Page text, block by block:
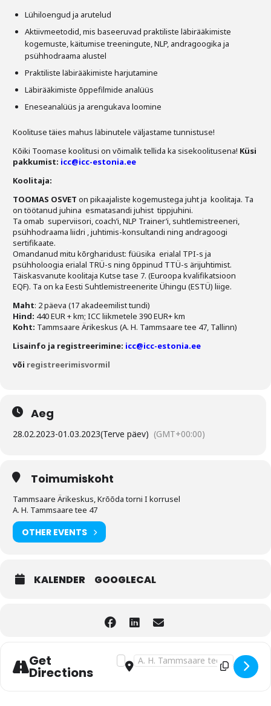
Lühiloengud ja arutelud
Aktiivmeetodid, mis baseeruvad praktiliste läbirääkimiste
kogemuste, käitumise treeningute, NLP, andragoogika ja
psühhodraama alustel
Praktiliste läbirääkimiste harjutamine
Läbirääkimiste õppefilmide analüüs
Eneseanalüüs ja arengukava loomine
Koolituse täies mahus läbinutele väljastame tunnistuse!
Kõiki Toomase koolitusi on võimalik tellida ka sisekoolitusena! Küsi
pakkumist: icc@icc-estonia.ee
Koolitaja:
TOOMAS OSVET on pikaajaliste kogemustega juht ja koolitaja. Ta
on töötanud juhina esmatasandi juhist tippjuhini.
Ta omab superviisori, coach’i, NLP Trainer’i, suhtlemistreeneri,
psühhodraama liidri , juhtimis-konsultandi ning andragoogi
sertifikaate.
Omandanud mitu kõrgharidust: füüsika erialal TPI-s ja
psühholoogia erialal TRÜ-s ning õppinud TTÜ-s ärijuhtimist.
Täiskasvanute koolitaja Kutse tase 7. (Euroopa kvalifikatsioon
EQF). Ta on ka Eesti Suhtlemistreenerite Ühingu (ESTÜ) liige.
Maht: 2 päeva (17 akadeemilist tundi)
Hind: 440 EUR + km; ICC liikmetele 390 EUR+ km
Koht: Tammsaare Ärikeskus (A. H. Tammsaare tee 47, Tallinn)
Lisainfo ja registreerimine: icc@icc-estonia.ee
või registreerimisvormil
Aeg
28.02.2023-01.03.2023(Terve päev) (GMT+00:00)
Toimumiskoht
Tammsaare Ärikeskus, Krõõda torni I korrusel
A. H. Tammsaare tee 47
OTHER EVENTS
KALENDER GOOGLECAL
Get
Directions
Address - EMI EWT koolitus:
Destination Address - EMI EWT